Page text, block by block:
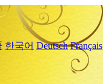
한국어 Deutsch Français